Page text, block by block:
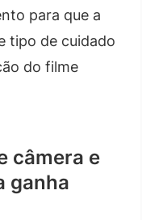
para que a
tipo de cuidado
do filme
câmera e
ganha